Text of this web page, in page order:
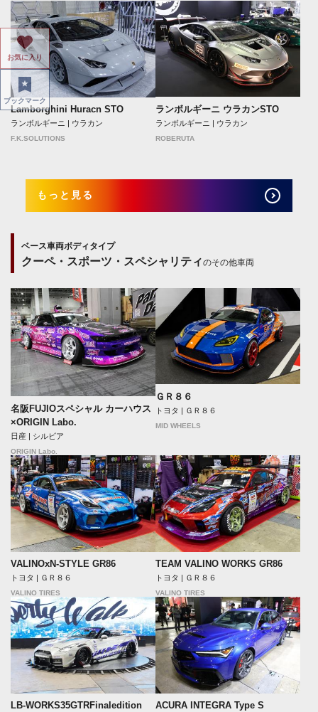
Lamborghini Huracn STO
ランボルギーニ | ウラカン
F.K.SOLUTIONS
ランボルギーニ ウラカンSTO
ランボルギーニ | ウラカン
ROBERUTA
もっと見る
ベース車両ボディタイプ
クーペ・スポーツ・スペシャリティのその他車両
名阪FUJIOスペシャル カーハウス
×ORIGIN Labo.
日産 | シルビア
ORIGIN Labo.
ＧＲ８６
トヨタ | ＧＲ８６
MID WHEELS
VALINOxN-STYLE GR86
トヨタ | ＧＲ８６
VALINO TIRES
TEAM VALINO WORKS GR86
トヨタ | ＧＲ８６
VALINO TIRES
LB-WORKS35GTRFinaledition ACURA INTEGRA Type S
お気に入り
ブックマーク